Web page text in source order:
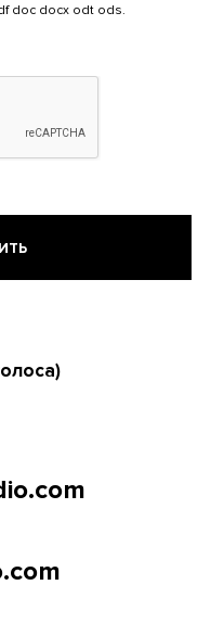
doc docx odt ods.